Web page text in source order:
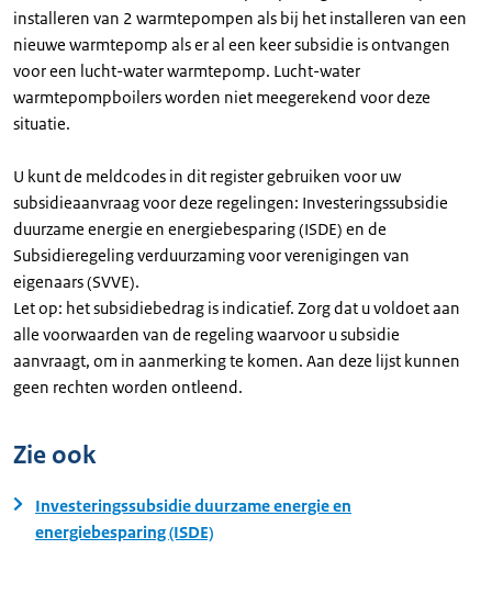
installeren van 2 warmtepompen als bij het installeren van een
nieuwe warmtepomp als er al een keer subsidie is ontvangen
voor een lucht-water warmtepomp. Lucht-water
warmtepompboilers worden niet meegerekend voor deze
situatie.
U kunt de meldcodes in dit register gebruiken voor uw
subsidieaanvraag voor deze regelingen: Investeringssubsidie
duurzame energie en energiebesparing (ISDE) en de
Subsidieregeling verduurzaming voor verenigingen van
eigenaars (SVVE).
Let op: het subsidiebedrag is indicatief. Zorg dat u voldoet aan
alle voorwaarden van de regeling waarvoor u subsidie
aanvraagt, om in aanmerking te komen. Aan deze lijst kunnen
geen rechten worden ontleend.
Zie ook
Investeringssubsidie duurzame energie en
energiebesparing (ISDE)